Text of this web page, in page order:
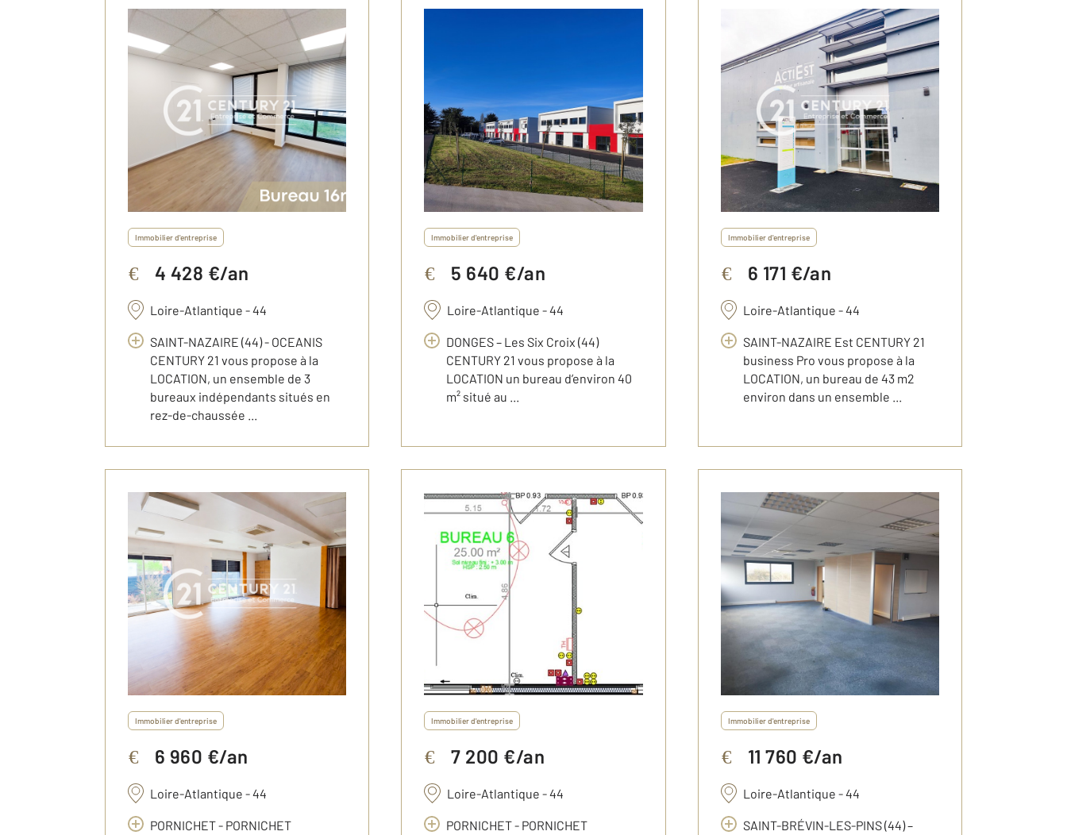
Immobilier d'entreprise
€ 4 428 €/an
Loire-Atlantique - 44
SAINT-NAZAIRE (44) - OCEANIS
CENTURY 21 vous propose à la
LOCATION, un ensemble de 3
bureaux indépendants situés en
rez-de-chaussée ...
Immobilier d'entreprise
€ 5 640 €/an
Loire-Atlantique - 44
DONGES – Les Six Croix (44)
CENTURY 21 vous propose à la
LOCATION un bureau d’environ 40
m² situé au ...
Immobilier d'entreprise
€ 6 171 €/an
Loire-Atlantique - 44
SAINT-NAZAIRE Est CENTURY 21
business Pro vous propose à la
LOCATION, un bureau de 43 m2
environ dans un ensemble ...
Immobilier d'entreprise
€ 6 960 €/an
Loire-Atlantique - 44
PORNICHET - PORNICHET
Immobilier d'entreprise
€ 7 200 €/an
Loire-Atlantique - 44
PORNICHET - PORNICHET
Immobilier d'entreprise
€ 11 760 €/an
Loire-Atlantique - 44
SAINT-BRÉVIN-LES-PINS (44) –